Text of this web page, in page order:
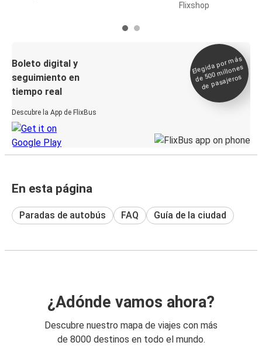
Flixshop
Boleto digital y
seguimiento en
tiempo real
Descubre la App de FlixBus
Elegida por
más
de 500
millones
de pasajeros
En esta página
Paradas de autobús FAQ Guía de la ciudad
¿Adónde vamos ahora?
Descubre nuestro mapa de viajes con más
de 8000 destinos en todo el mundo.